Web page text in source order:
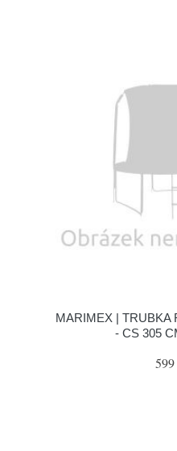
MARIMEX | TRUBKA
- CS 305